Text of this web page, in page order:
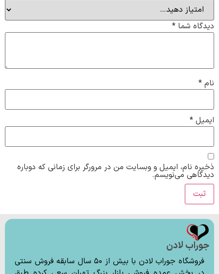
دیدگاه شما *
نام *
ایمیل *
ذخیره نام، ایمیل و وبسایت من در مرورگر برای زمانی که دوباره
دیدگاهی می‌نویسم.
جوراب لادن
فروشگاه جوراب لادن با بیش از ۵۰ سال سابقه فروش سنتی